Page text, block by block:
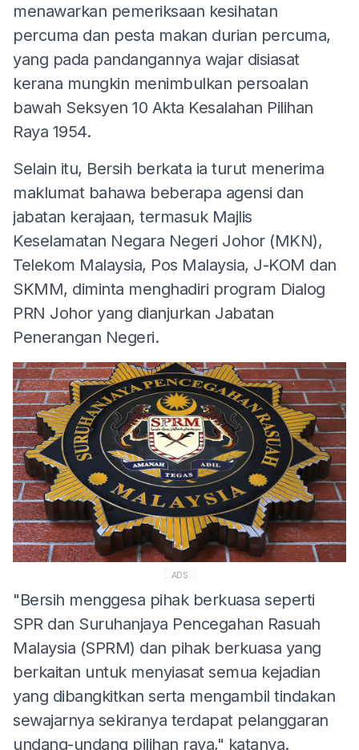
menawarkan pemeriksaan kesihatan
percuma dan pesta makan durian percuma,
yang pada pandangannya wajar disiasat
kerana mungkin menimbulkan persoalan
bawah Seksyen 10 Akta Kesalahan Pilihan
Raya 1954.
Selain itu, Bersih berkata ia turut menerima
maklumat bahawa beberapa agensi dan
jabatan kerajaan, termasuk Majlis
Keselamatan Negara Negeri Johor (MKN),
Telekom Malaysia, Pos Malaysia, J-KOM dan
SKMM, diminta menghadiri program Dialog
PRN Johor yang dianjurkan Jabatan
Penerangan Negeri.
ADS
"Bersih menggesa pihak berkuasa seperti
SPR dan Suruhanjaya Pencegahan Rasuah
Malaysia (SPRM) dan pihak berkuasa yang
berkaitan untuk menyiasat semua kejadian
yang dibangkitkan serta mengambil tindakan
sewajarnya sekiranya terdapat pelanggaran
undang-undang pilihan raya," katanya.